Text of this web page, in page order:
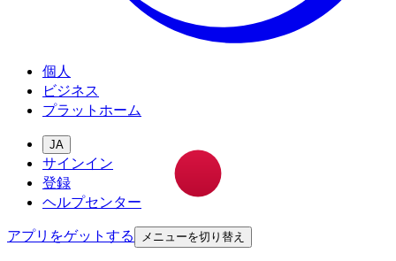
個人
ビジネス
プラットホーム
JA
サインイン
登録
ヘルプセンター
アプリをゲットする
メニューを切り替え